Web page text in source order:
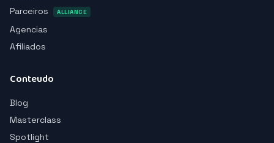
Parceiros
ALLIANCE
Agencias
Afiliados
Conteudo
Blog
Masterclass
Spotlight